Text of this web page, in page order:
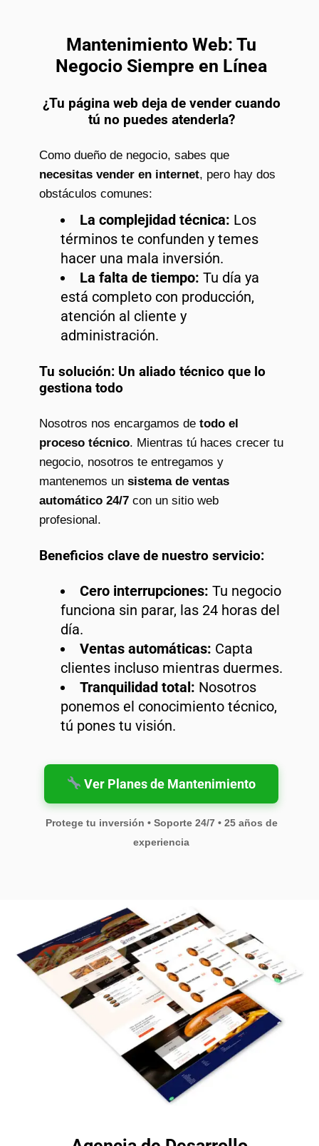
Mantenimiento Web: Tu
Negocio Siempre en Línea
¿Tu página web deja de vender cuando
tú no puedes atenderla?
Como dueño de negocio, sabes que
necesitas vender en internet, pero hay dos
obstáculos comunes:
La complejidad técnica: Los
términos te confunden y temes
hacer una mala inversión.
La falta de tiempo: Tu día ya
está completo con producción,
atención al cliente y
administración.
Tu solución: Un aliado técnico que lo
gestiona todo
Nosotros nos encargamos de todo el
proceso técnico. Mientras tú haces crecer tu
negocio, nosotros te entregamos y
mantenemos un sistema de ventas
automático 24/7 con un sitio web
profesional.
Beneficios clave de nuestro servicio:
Cero interrupciones: Tu negocio
funciona sin parar, las 24 horas del
día.
Ventas automáticas: Capta
clientes incluso mientras duermes.
Tranquilidad total: Nosotros
ponemos el conocimiento técnico,
tú pones tu visión.
Ver Planes de Mantenimiento
Protege tu inversión • Soporte 24/7 • 25 años de
experiencia